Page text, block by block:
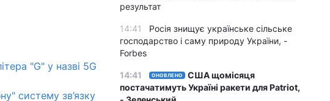
"G" у назві 5G
систему зв’язку
результат
14:41
Росія знищує українське сільське
господарство і саму природу України, -
Forbes
14:41 ОНОВЛЕНО
США щомісяця
постачатимуть Україні ракети для Patriot,